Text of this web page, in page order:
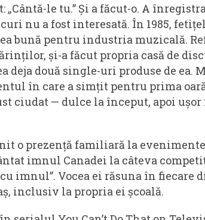
le tu.” Și a făcut-o. A
nu a fost interesată. În 1985,
bună pentru industria muzicală.
și-a făcut propria casă de
deja două single-uri produse de ea.
în care a simțit pentru prima
ciudat — dulce la început, apoi ușor
o prezență familiară la
imnul Canadei la câteva
imnul”. Vocea ei răsuna în fiecare
inclusiv la propria ei școală.